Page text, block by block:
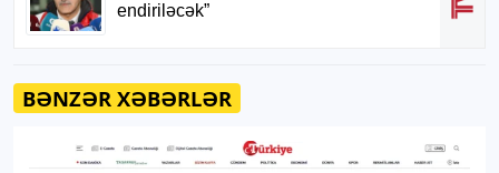
BƏNZƏR XƏBƏRLƏR